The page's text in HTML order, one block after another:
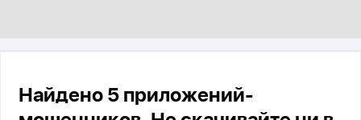
Найдено 5 приложений-